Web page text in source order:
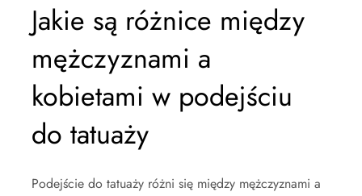
Jakie są różnice między
mężczyznami a
kobietami w podejściu
do tatuaży
Podejście do tatuaży różni się między mężczyznami a